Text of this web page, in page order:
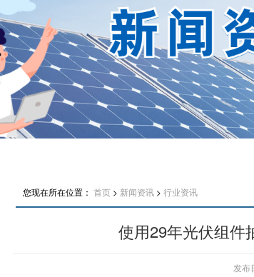
您现在所在位置： 首页 > 新闻资讯 > 行业资讯
使用29年光伏组件
发布